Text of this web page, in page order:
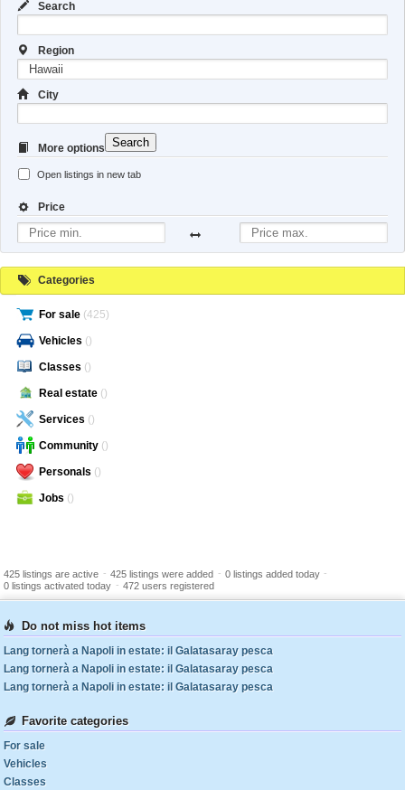
Search
Region
City
More options
Open listings in new tab
Price
Search
Categories
For sale (425)
Vehicles ()
Classes ()
Real estate ()
Services ()
Community ()
Personals ()
Jobs ()
425 listings are active - 425 listings were added - 0 listings added today -
0 listings activated today - 472 users registered
Do not miss hot items
Lang tornerà a Napoli in estate: il Galatasaray pesca
Lang tornerà a Napoli in estate: il Galatasaray pesca
Lang tornerà a Napoli in estate: il Galatasaray pesca
Favorite categories
For sale
Vehicles
Classes